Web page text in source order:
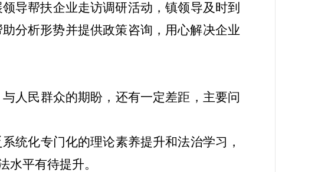
导帮扶企业走访调研活动，镇领导及时到
分析形势并提供政策咨询，用心解决企业
人民群众的期盼，还有一定差距，主要问
统化专门化的理论素养提升和法治学习，
水平有待提升。